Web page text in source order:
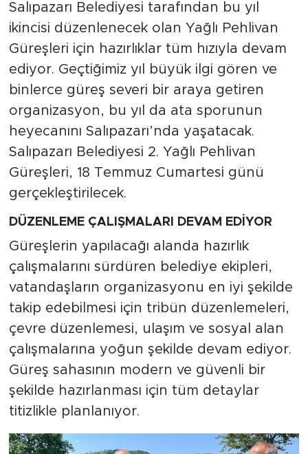
Salıpazarı Belediyesi tarafından bu yıl
ikincisi düzenlenecek olan Yağlı Pehlivan
Güreşleri için hazırlıklar tüm hızıyla devam
ediyor. Geçtiğimiz yıl büyük ilgi gören ve
binlerce güreş severi bir araya getiren
organizasyon, bu yıl da ata sporunun
heyecanını Salıpazarı’nda yaşatacak.
Salıpazarı Belediyesi 2. Yağlı Pehlivan
Güreşleri, 18 Temmuz Cumartesi günü
gerçekleştirilecek.
DÜZENLEME ÇALIŞMALARI DEVAM EDİYOR
Güreşlerin yapılacağı alanda hazırlık
çalışmalarını sürdüren belediye ekipleri,
vatandaşların organizasyonu en iyi şekilde
takip edebilmesi için tribün düzenlemeleri,
çevre düzenlemesi, ulaşım ve sosyal alan
çalışmalarına yoğun şekilde devam ediyor.
Güreş sahasının modern ve güvenli bir
şekilde hazırlanması için tüm detaylar
titizlikle planlanıyor.